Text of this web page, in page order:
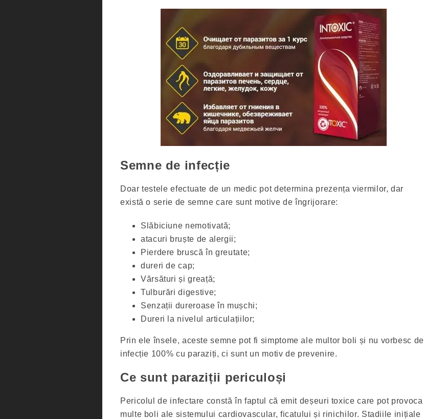
Semne de infecție
Doar testele efectuate de un medic pot determina prezența viermilor, dar
există o serie de semne care sunt motive de îngrijorare:
Slăbiciune nemotivată;
atacuri bruște de alergii;
Pierdere bruscă în greutate;
dureri de cap;
Vărsături și greață;
Tulburări digestive;
Senzații dureroase în mușchi;
Dureri la nivelul articulațiilor;
Prin ele însele, aceste semne pot fi simptome ale multor boli și nu vorbesc de
infecție 100% cu paraziți, ci sunt un motiv de prevenire.
Ce sunt paraziții periculoși
Pericolul de infectare constă în faptul că emit deșeuri toxice care pot provoca
multe boli ale sistemului cardiovascular, ficatului și rinichilor. Stadiile inițiale